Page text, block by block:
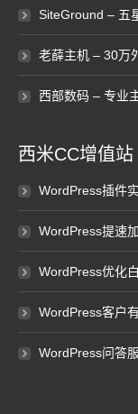
SiteGround – 五
老薛主机 – 30万
西部数码 – 专业
西米CC增值站
WordPress插件
WordPress提速
WordPress优化
WordPress客户
WordPress问答